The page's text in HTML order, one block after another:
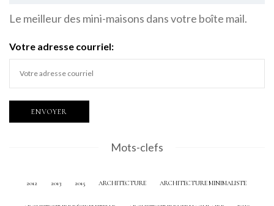
Le meilleur des mini-maisons dans votre boîte mail.
Votre adresse courriel:
Mots-clefs
2012 2013 2015 ARCHITECTURE ARCHITECTURE MINIMALISTE